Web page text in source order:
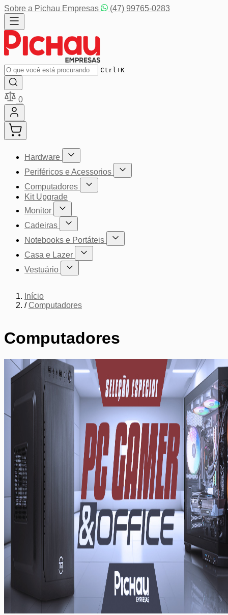
Pular para o conteúdo
Sobre a Pichau Empresas (47) 99765-0283
Buscar
Ctrl+K
0
Hardware
Mostrar submenu para a categoria Hardware
Periféricos e Acessorios
Mostrar submenu para a categoria
Computadores
Mostrar submenu para a categoria
Kit Upgrade
Monitor
Mostrar submenu para a categoria Monitor
Cadeiras
Mostrar submenu para a categoria Cadeiras
Notebooks e Portáteis
Mostrar submenu para a categoria
Casa e Lazer
Mostrar submenu para a categoria Casa e Lazer
Vestuário
Mostrar submenu para a categoria Vestuário
Início
/ Computadores
Computadores